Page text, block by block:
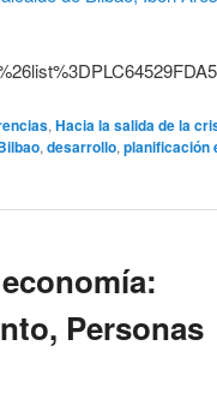
, Hacia la salida de la
, desarrollo, planificación
Personas